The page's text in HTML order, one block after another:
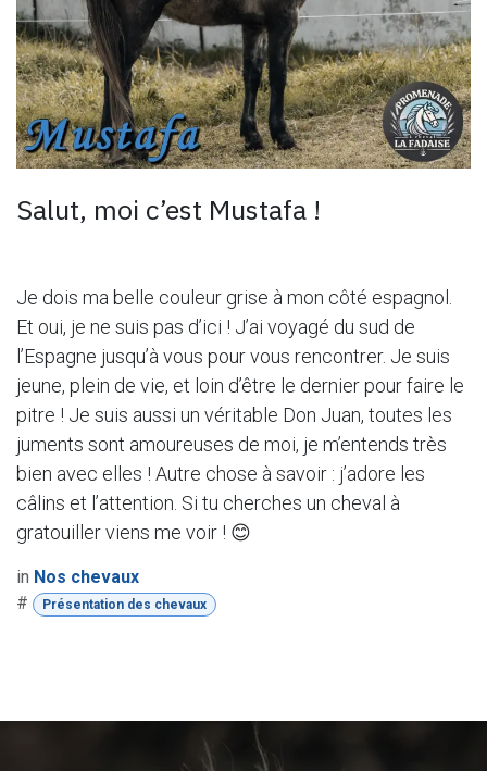
Salut, moi c’est Mustafa !
Je dois ma belle couleur grise à mon côté espagnol.
Et oui, je ne suis pas d’ici ! J’ai voyagé du sud de
l’Espagne jusqu’à vous pour vous rencontrer. Je suis
jeune, plein de vie, et loin d’être le dernier pour faire le
pitre ! Je suis aussi un véritable Don Juan, toutes les
juments sont amoureuses de moi, je m’entends très
bien avec elles ! Autre chose à savoir : j’adore les
câlins et l’attention. Si tu cherches un cheval à
gratouiller viens me voir ! 😊
in Nos chevaux
#
Présentation des chevaux